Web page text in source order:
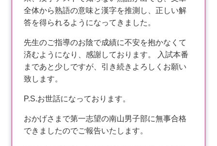
全体から熟語の意味と漢字を推測し、正しい解
答を得られるようになってきました。
先生のご指導のお陰で成績に不安を抱かなくて
済むようになり、感謝しております。 入試本番
まであと少しですが、引き続きよろしくお願い
致します。
P.S.お世話になっております。
おかげさまで第一志望の南山男子部に無事合格
できましたのでご報告いたします。